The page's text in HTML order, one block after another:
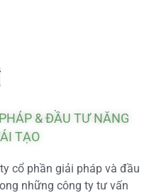
& ĐẦU TƯ NĂNG
TẠO
cổ phần giải pháp và đầu
những công ty tư vấn